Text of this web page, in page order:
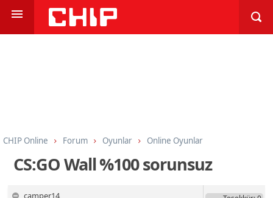
CHIP Online Forum Oyunlar Online Oyunlar
CS:GO Wall %100 sorunsuz
camper14